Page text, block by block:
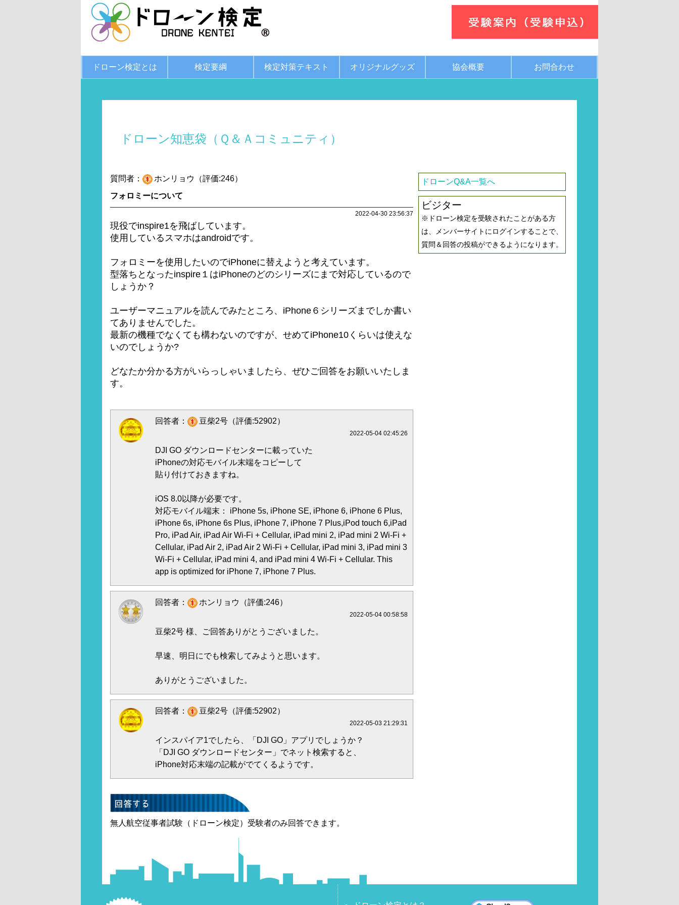
ドローン検定とは 検定要綱 検定対策テキスト オリジナルグッズ 協会概要 お問合わせ
ドローン知恵袋（Ｑ＆Ａコミュニティ）
質問者：
ホンリョウ（評価:246）
フォロミーについて
2022-04-30 23:56:37
現役でinspire1を飛ばしています。
使用しているスマホはandroidです。
フォロミーを使用したいのでiPhoneに替えようと考えています。
型落ちとなったinspire１はiPhoneのどのシリーズにまで対応しているので
しょうか？
ユーザーマニュアルを読んでみたところ、iPhone６シリーズまでしか書い
てありませんでした。
最新の機種でなくても構わないのですが、せめてiPhone10くらいは使えな
いのでしょうか?
どなたか分かる方がいらっしゃいましたら、ぜひご回答をお願いいたしま
す。
回答者： 豆柴2号（評価:52902）
2022-05-04 02:45:26
DJI GO ダウンロードセンターに載っていた
iPhoneの対応モバイル末端をコピーして
貼り付けておきますね。
iOS 8.0以降が必要です。
対応モバイル端末： iPhone 5s, iPhone SE, iPhone 6, iPhone 6 Plus,
iPhone 6s, iPhone 6s Plus, iPhone 7, iPhone 7 Plus,iPod touch 6,iPad
Pro, iPad Air, iPad Air Wi-Fi + Cellular, iPad mini 2, iPad mini 2 Wi-Fi +
Cellular, iPad Air 2, iPad Air 2 Wi-Fi + Cellular, iPad mini 3, iPad mini 3
Wi-Fi + Cellular, iPad mini 4, and iPad mini 4 Wi-Fi + Cellular. This
app is optimized for iPhone 7, iPhone 7 Plus.
回答者： ホンリョウ（評価:246）
2022-05-04 00:58:58
豆柴2号 様、ご回答ありがとうございました。
早速、明日にでも検索してみようと思います。
ありがとうございました。
回答者： 豆柴2号（評価:52902）
2022-05-03 21:29:31
インスパイア1でしたら、「DJI GO」アプリでしょうか？
「DJI GO ダウンロードセンター」でネット検索すると、
iPhone対応末端の記載がでてくるようです。
無人航空従事者試験（ドローン検定）受験者のみ回答できます。
ドローンQ&A一覧へ
ビジター
※ドローン検定を受験されたことがある方
は、メンバーサイトにログインすることで、
質問＆回答の投稿ができるようになります。